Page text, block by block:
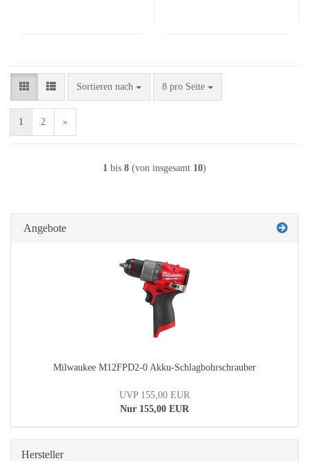
Sortieren nach
Sortieren nach 8 pro Seite
pro Seite
1 2 »
1 bis 8 (von insgesamt 10)
Angebote
Milwaukee M12FPD2-0 Akku-Schlagbohrschrauber
UVP 155,00 EUR
Nur 155,00 EUR
Hersteller